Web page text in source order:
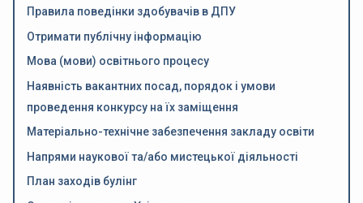
Правила поведінки здобувачів в ДПУ
Отримати публічну інформацію
Мова (мови) освітнього процесу
Наявність вакантних посад, порядок і умови
проведення конкурсу на їх заміщення
Матеріально-технічне забезпечення закладу освіти
Напрями наукової та/або мистецької діяльності
План заходів булінг